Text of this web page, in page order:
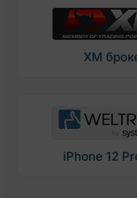
XM
iPhone 12